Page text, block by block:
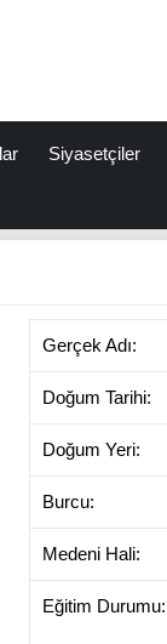
Siyasetçiler
Gerçek Adı:
Doğum Tarihi:
Doğum Yeri:
Burcu:
Medeni Hali:
Eğitim Durumu: